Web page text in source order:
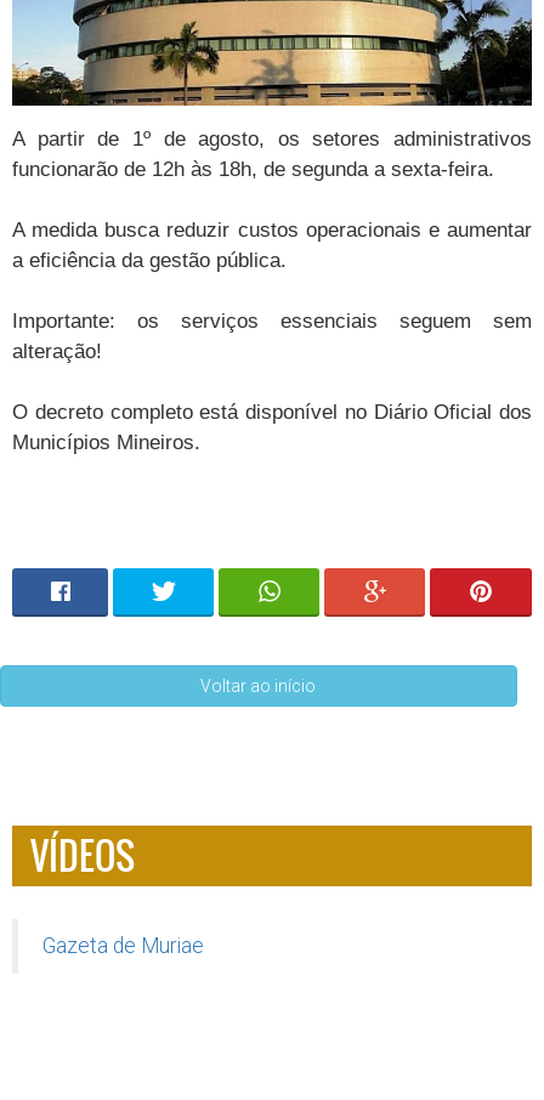
A partir de 1º de agosto, os setores administrativos
funcionarão de 12h às 18h, de segunda a sexta-feira.
A medida busca reduzir custos operacionais e aumentar
a eficiência da gestão pública.
Importante: os serviços essenciais seguem sem
alteração!
O decreto completo está disponível no Diário Oficial dos
Municípios Mineiros.
Voltar ao início
VÍDEOS
Gazeta de Muriae